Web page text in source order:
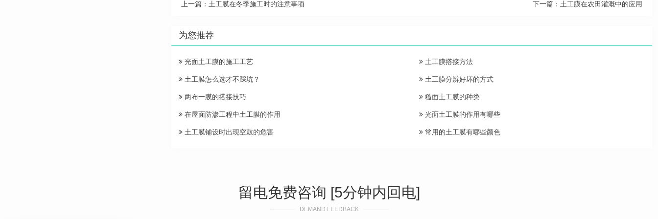
上一篇： 土工膜在冬季施工时的注意事项 下一篇： 土工膜在农田灌溉中的应用
为您推荐
光面土工膜的施工工艺 土工膜搭接方法
土工膜怎么选才不踩坑？ 土工膜分辨好坏的方式
两布一膜的搭接技巧 糙面土工膜的种类
在屋面防渗工程中土工膜的作用 光面土工膜的作用有哪些
土工膜铺设时出现空鼓的危害 常用的土工膜有哪些颜色
留电免费咨询 [5分钟内回电]
DEMAND FEEDBACK